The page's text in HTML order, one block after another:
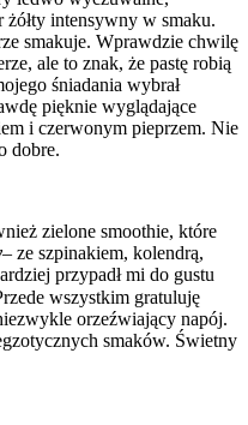
intensywny w smaku.
smakuje. Wprawdzie chwilę
ale to znak, że pastę robią
śniadania wybrał
pięknie wyglądające
i czerwonym pieprzem. Nie
dobre.
zielone smoothie, które
– ze szpinakiem, kolendrą,
przypadł mi do gustu
wszystkim gratuluję
orzeźwiający napój.
smaków. Świetny